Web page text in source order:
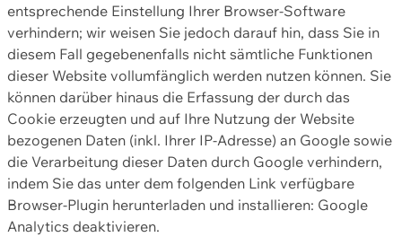
entsprechende Einstellung Ihrer Browser-Software
verhindern; wir weisen Sie jedoch darauf hin, dass Sie in
diesem Fall gegebenenfalls nicht sämtliche Funktionen
dieser Website vollumfänglich werden nutzen können. Sie
können darüber hinaus die Erfassung der durch das
Cookie erzeugten und auf Ihre Nutzung der Website
bezogenen Daten (inkl. Ihrer IP-Adresse) an Google sowie
die Verarbeitung dieser Daten durch Google verhindern,
indem Sie das unter dem folgenden Link verfügbare
Browser-Plugin herunterladen und installieren: Google
Analytics deaktivieren.